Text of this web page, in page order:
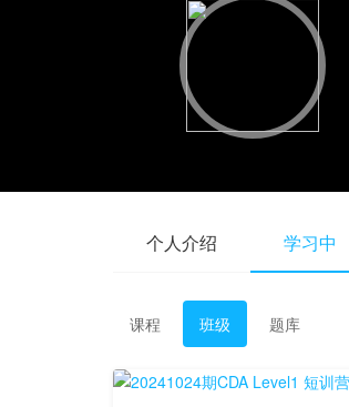
个人介绍 学习中
课程 班级 题库